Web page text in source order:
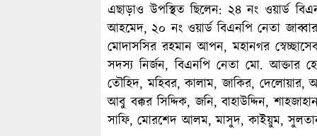
এছাড়াও উপস্থিত ছিলেন: ২৪ নং ওয়ার্ড
আহমেদ, ২০ নং ওয়ার্ড বিএনপি নেতা
মোদাসসির রহমান আপন, মহানগর
সদস্য নির্জন, বিএনপি নেতা মো. আক্তার
তৌহিদ, মহিবর, কালাম, জাকির, দেলোয়ার,
আবু বক্কর সিদ্দিক, জনি, বাহাউদ্দিন,
সাফি, মোরশেদ আলম, মাসুদ, কাইয়ুম,